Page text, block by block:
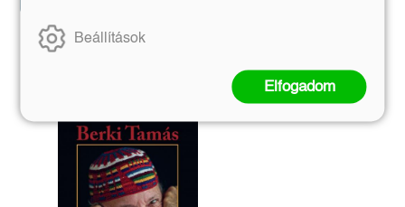
Szerző további művei
Beállítások
Elfogadom